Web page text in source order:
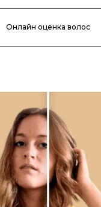
Онлайн оценка волос